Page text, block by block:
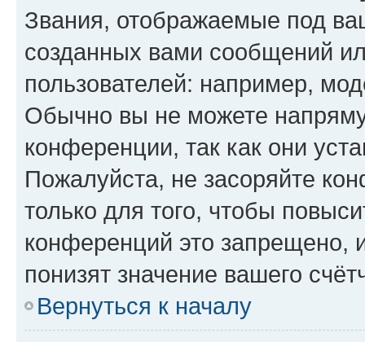
Звания, отображаемые под
созданных вами сообщений
пользователей: например,
Обычно вы не можете
конференции, так как они
Пожалуйста, не засоряйте
только для того, чтобы
конференций это запрещено,
понизят значение вашего
Вернуться к началу